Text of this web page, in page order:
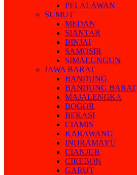
PELALAWAN
SUMUT
MEDAN
SIANTAR
BINJAI
SAMOSIR
SIMALUNGUN
JAWA BARAT
BANDUNG
BANDUNG BARAT
MAJALENGKA
BOGOR
BEKASI
CIAMIS
KARAWANG
INDRAMAYU
CIANJUR
CIREBON
GARUT